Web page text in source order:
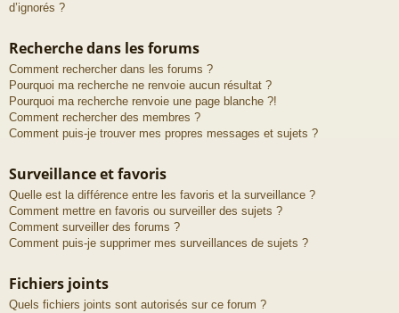
d’ignorés ?
Recherche dans les forums
Comment rechercher dans les forums ?
Pourquoi ma recherche ne renvoie aucun résultat ?
Pourquoi ma recherche renvoie une page blanche ?!
Comment rechercher des membres ?
Comment puis-je trouver mes propres messages et sujets ?
Surveillance et favoris
Quelle est la différence entre les favoris et la surveillance ?
Comment mettre en favoris ou surveiller des sujets ?
Comment surveiller des forums ?
Comment puis-je supprimer mes surveillances de sujets ?
Fichiers joints
Quels fichiers joints sont autorisés sur ce forum ?